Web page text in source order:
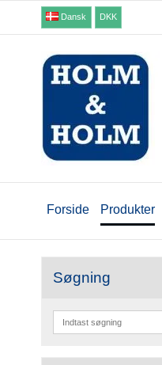
Dansk DKK
Forside Produkter
Søgning